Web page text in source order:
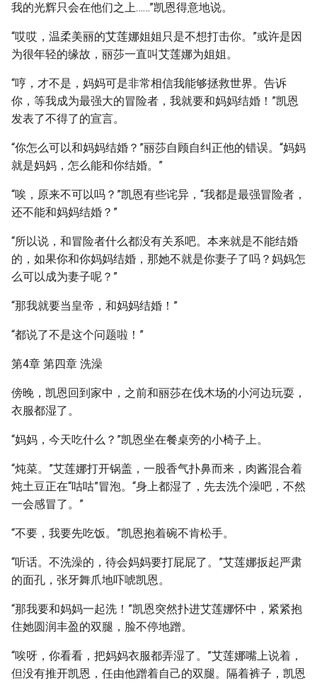
我的光辉只会在他们之上……”凯恩得意地说。
“哎哎，温柔美丽的艾莲娜姐姐只是不想打击你。”或许是因
为很年轻的缘故，丽莎一直叫艾莲娜为姐姐。
“哼，才不是，妈妈可是非常相信我能够拯救世界。告诉
你，等我成为最强大的冒险者，我就要和妈妈结婚！”凯恩
发表了不得了的宣言。
“你怎么可以和妈妈结婚？”丽莎自顾自纠正他的错误。“妈妈
就是妈妈，怎么能和你结婚。”
“唉，原来不可以吗？”凯恩有些诧异，“我都是最强冒险者，
还不能和妈妈结婚？”
“所以说，和冒险者什么都没有关系吧。本来就是不能结婚
的，如果你和你妈妈结婚，那她不就是你妻子了吗？妈妈怎
么可以成为妻子呢？”
“那我就要当皇帝，和妈妈结婚！”
“都说了不是这个问题啦！”
第4章 第四章 洗澡
傍晚，凯恩回到家中，之前和丽莎在伐木场的小河边玩耍，
衣服都湿了。
“妈妈，今天吃什么？”凯恩坐在餐桌旁的小椅子上。
“炖菜。”艾莲娜打开锅盖，一股香气扑鼻而来，肉酱混合着
炖土豆正在“咕咕”冒泡。“身上都湿了，先去洗个澡吧，不然
一会感冒了。”
“不要，我要先吃饭。”凯恩抱着碗不肯松手。
“听话。不洗澡的，待会妈妈要打屁屁了。”艾莲娜扳起严肃
的面孔，张牙舞爪地吓唬凯恩。
“那我要和妈妈一起洗！”凯恩突然扑进艾莲娜怀中，紧紧抱
住她圆润丰盈的双腿，脸不停地蹭。
“唉呀，你看看，把妈妈衣服都弄湿了。”艾莲娜嘴上说着，
但没有推开凯恩，任由他蹭着自己的双腿。隔着裤子，凯恩